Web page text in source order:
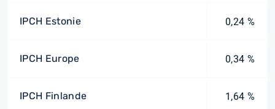
IPCH Estonie 0,24 %
IPCH Europe 0,34 %
IPCH Finlande 1,64 %